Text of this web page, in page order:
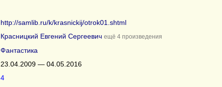
http://samlib.ru/k/krasnickij/otrok01.shtml
Красницкий Евгений Сергеевич ещё 4 произведения
Фантастика
23.04.2009 — 04.05.2016
4